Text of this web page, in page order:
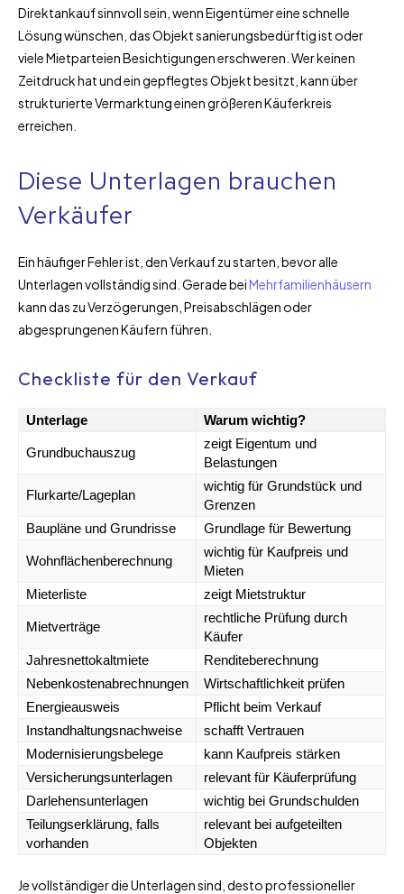
Direktankauf sinnvoll sein, wenn Eigentümer eine schnelle
Lösung wünschen, das Objekt sanierungsbedürftig ist oder
viele Mietparteien Besichtigungen erschweren. Wer keinen
Zeitdruck hat und ein gepflegtes Objekt besitzt, kann über
strukturierte Vermarktung einen größeren Käuferkreis
erreichen.
Diese Unterlagen brauchen
Verkäufer
Ein häufiger Fehler ist, den Verkauf zu starten, bevor alle
Unterlagen vollständig sind. Gerade beiMehrfamilienhäusern
kann das zu Verzögerungen, Preisabschlägen oder
abgesprungenen Käufern führen.
Checkliste für den Verkauf
Unterlage Warum wichtig?
Grundbuchauszug
zeigt Eigentum und
Belastungen
Flurkarte/Lageplan
wichtig für Grundstück und
Grenzen
Baupläne und Grundrisse
Grundlage für Bewertung
Wohnflächenberechnung
wichtig für Kaufpreis und
Mieten
Mieterliste
zeigt Mietstruktur
Mietverträge
rechtliche Prüfung durch
Käufer
Jahresnettokaltmiete
Renditeberechnung
Nebenkostenabrechnungen
Wirtschaftlichkeit prüfen
Energieausweis
Pflicht beim Verkauf
Instandhaltungsnachweise
schafft Vertrauen
Modernisierungsbelege
kann Kaufpreis stärken
Versicherungsunterlagen
relevant für Käuferprüfung
Darlehensunterlagen
wichtig bei Grundschulden
Teilungserklärung, falls
vorhanden
relevant bei aufgeteilten
Objekten
Je vollständiger die Unterlagen sind, desto professioneller